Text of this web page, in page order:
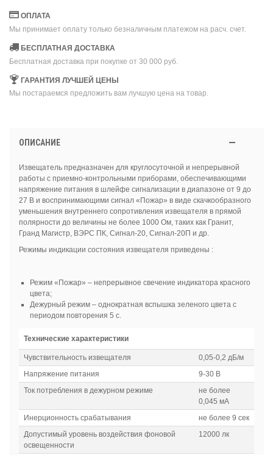
ОПЛАТА
Мы принимает оплату только безналичным платежом на расч. счет.
БЕСПЛАТНАЯ ДОСТАВКА
Бесплатная доставка при покупке от 30 000 руб.
ГАРАНТИЯ ЛУЧШЕЙ ЦЕНЫ
Мы постараемся предложить вам лучшую цена на товар.
ОПИСАНИЕ
Извещатель предназначен для круглосуточной и непрерывной
работы с приемно-контрольными приборами, обеспечивающими
напряжение питания в шлейфе сигнализации в диапазоне от 9 до
27 В и воспринимающими сигнал «Пожар» в виде скачкообразного
уменьшения внутреннего сопротивления извещателя в прямой
полярности до величины не более 1000 Ом, таких как Гранит,
Гранд Магистр, ВЭРС ПК, Сигнал-20, Сигнал-20П и др.
Режимы индикации состояния извещателя приведены :
Режим «Пожар» – непрерывное свечение индикатора красного
цвета;
Дежурный режим – однократная вспышка зеленого цвета с
периодом повторения 5 с.
Технические характеристики
Чувствительность извещателя
0,05-0,2 дБ/м
Напряжение питания
9-30 В
Ток потребления в дежурном режиме
не более
0,045 мА
Инерционность срабатывания
не более 9 сек
Допустимый уровень воздействия фоновой
освещенности
12000 лк